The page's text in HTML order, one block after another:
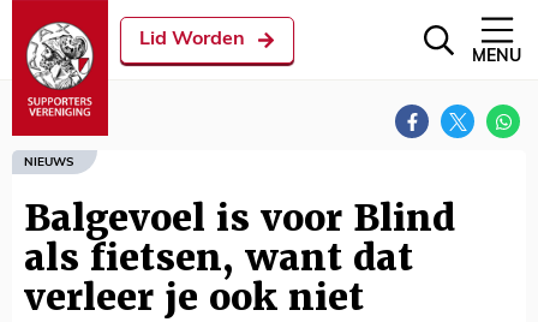
Lid Worden
MENU
NIEUWS
Balgevoel is voor Blind
als fietsen, want dat
verleer je ook niet